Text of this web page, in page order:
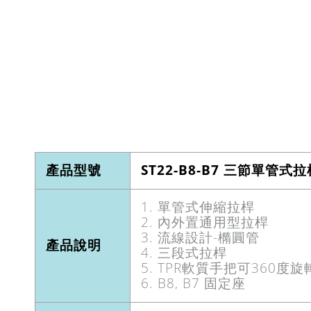
產品型號 ST22-B8-B7 三節單管式拉
產品說明
1. 單管式伸縮拉桿
2. 內外置通用型拉桿
3. 流線設計-橢圓管
4. 三段式拉桿
5. TPR軟質手把可360度旋
6. B8, B7 固定座